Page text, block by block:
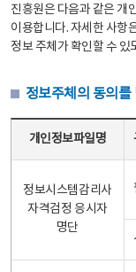
진흥원은 다음과 같은 개
이용합니다. 자세한 사항
정보 주체가 확인할 수 있
정보주체의 동의를
개인정보파일명
정보시스템감리사
자격검정 응시자
명단